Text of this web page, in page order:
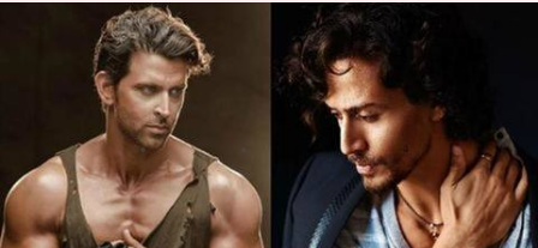
ऋतिक-टाइगर की एक्शन फिल्म में
इस हीरोइन की एंट्री, 'टाइगर जिंदा है'
में किया था धमाल
स्वाति पाण्डेय Jun 21, 2019 09:35 am
क्या है खबर?